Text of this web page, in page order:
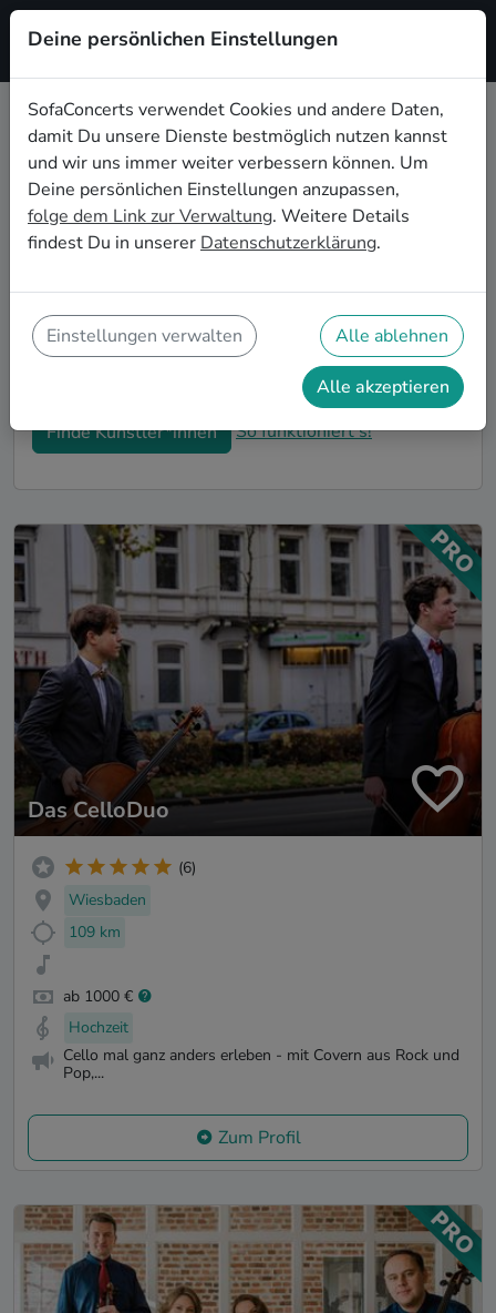
Registrieren
Klassische Live-Musik für den
Sektempfang in Bonn
Ihr seid auf der Suche nach musikalischer
Untermalung für den Sektempfang eurer Hochzeit in
Klassische Singer-Songwriter*innen und
stimmungsvolle Bands, die eure Feierlichkeiten und
den Hochzeits-Sektempfang in Bonn perfekt
Finde Künstler*innen So funktioniert's!
Das CelloDuo
(6)
Wiesbaden
109 km
ab 1000 €
Hochzeit
Cello mal ganz anders erleben - mit Covern aus Rock und
Pop,...
Zum Profil
Deine persönlichen Einstellungen
SofaConcerts verwendet Cookies und andere Daten,
damit Du unsere Dienste bestmöglich nutzen kannst
und wir uns immer weiter verbessern können. Um
Deine persönlichen Einstellungen anzupassen,
folge dem Link zur Verwaltung. Weitere Details
findest Du in unserer Datenschutzerklärung.
Einstellungen verwalten Alle ablehnen
Alle akzeptieren